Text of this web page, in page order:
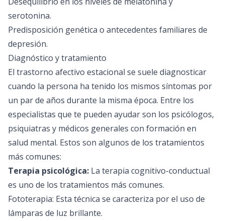
serotonina.
Predisposición genética o antecedentes familiares de
depresión.
Diagnóstico y tratamiento
El trastorno afectivo estacional se suele diagnosticar
cuando la persona ha tenido los mismos síntomas por
un par de años durante la misma época. Entre los
especialistas que te pueden ayudar son los psicólogos,
psiquiatras y médicos generales con formación en
salud mental. Estos son algunos de los tratamientos
más comunes:
Terapia psicológica: La terapia cognitivo-conductual
es uno de los tratamientos más comunes.
Fototerapia: Esta técnica se caracteriza por el uso de
lámparas de luz brillante.